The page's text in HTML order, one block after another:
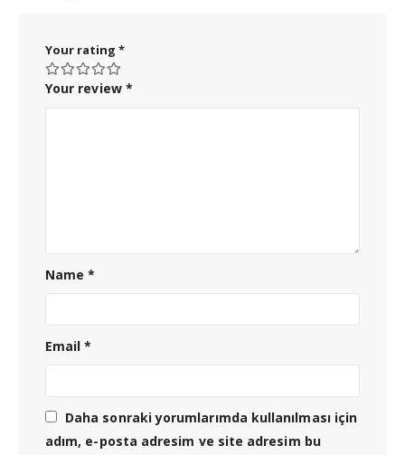
Your rating *
Your review *
Name*
Email*
Daha sonraki yorumlarımda kullanılması için
adım, e-posta adresim ve site adresim bu